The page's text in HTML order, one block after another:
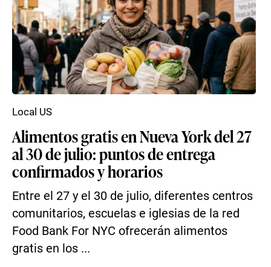
Alimentos gratis en Nueva York del 27
al 30 de julio: puntos de entrega
confirmados y horarios
Entre el 27 y el 30 de julio, diferentes centros
comunitarios, escuelas e iglesias de la red
Food Bank For NYC ofrecerán alimentos
gratis en los ...
Local US